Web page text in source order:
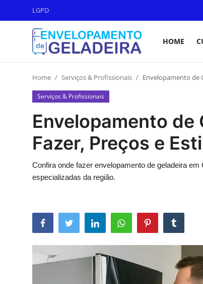
LGPD
HOME
Login
Registro
Curso de Envelopamento de
Geladeira
Materiais & Ferramentas
Home Serviços & Profissionais Envelopamento de
Serviços & Profissionais
Envelopamento de
Fazer, Preços e
Confira onde fazer envelopamento de geladeira
especializadas da região.